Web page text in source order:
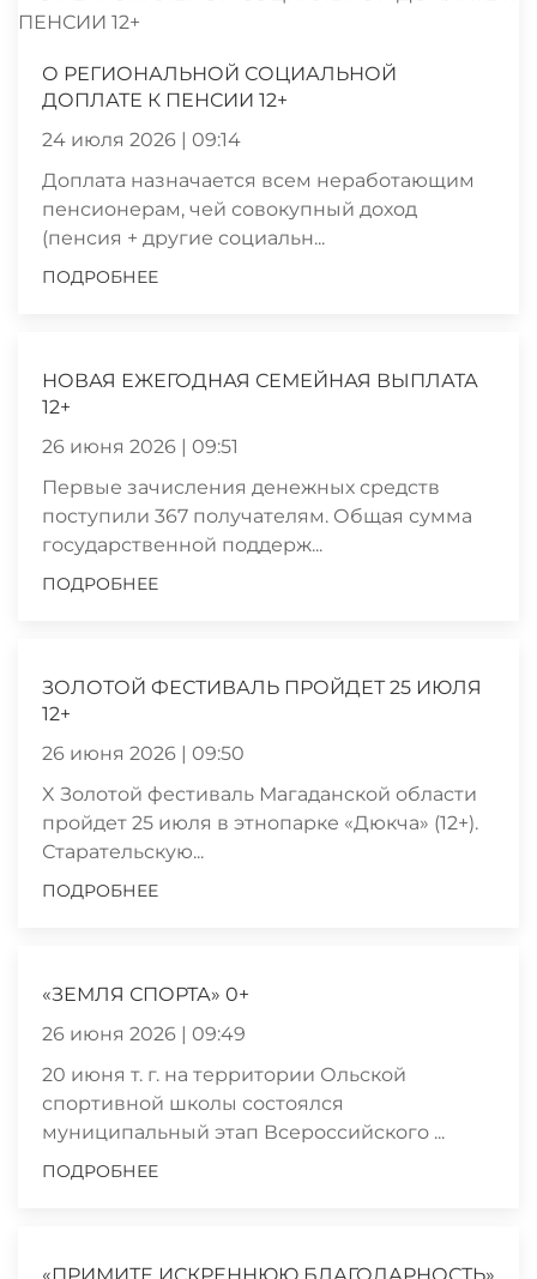
О РЕГИОНАЛЬНОЙ СОЦИАЛЬНОЙ
ДОПЛАТЕ К ПЕНСИИ 12+
24 июля 2026 | 09:14
Доплата назначается всем неработающим
пенсионерам, чей совокупный доход
(пенсия + другие социальн...
ПОДРОБНЕЕ
НОВАЯ ЕЖЕГОДНАЯ СЕМЕЙНАЯ ВЫПЛАТА
12+
26 июня 2026 | 09:51
Первые зачисления денежных средств
поступили 367 получателям. Общая сумма
государственной поддерж...
ПОДРОБНЕЕ
ЗОЛОТОЙ ФЕСТИВАЛЬ ПРОЙДЕТ 25 ИЮЛЯ
12+
26 июня 2026 | 09:50
X Золотой фестиваль Магаданской области
пройдет 25 июля в этнопарке «Дюкча» (12+).
Старательскую...
ПОДРОБНЕЕ
«ЗЕМЛЯ СПОРТА» 0+
26 июня 2026 | 09:49
20 июня т. г. на территории Ольской
спортивной школы состоялся
муниципальный этап Всероссийского ...
ПОДРОБНЕЕ